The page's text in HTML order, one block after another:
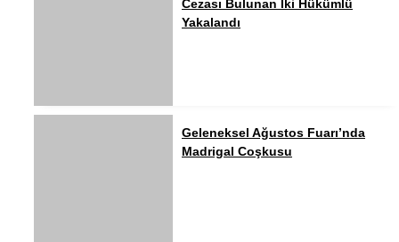
Cezası Bulunan İki Hükümlü
Yakalandı
Geleneksel Ağustos Fuarı’nda
Madrigal Coşkusu